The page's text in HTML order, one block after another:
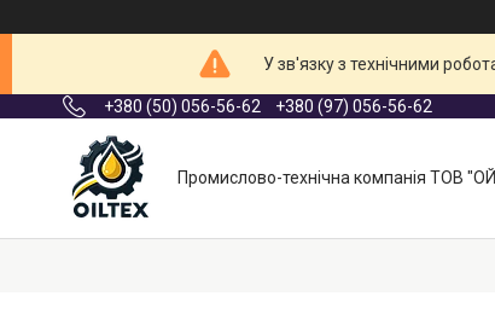
У зв'язку з технічними
+380 (50) 056-56-62 +380 (97) 056-56-62
Промислово-технічна компанія ТОВ